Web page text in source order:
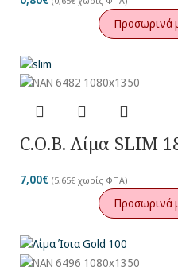
Προσωρινά
C.O.B. Λίμα SLIM
7,00€ (5,65€ χωρίς ΦΠΑ)
Προσωρινά